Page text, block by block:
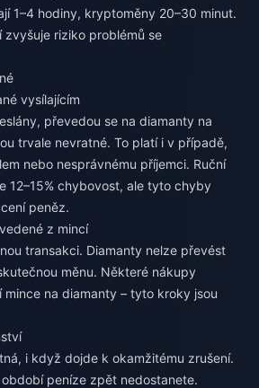
1–4 hodiny, kryptoměny 20–30 minut.
zvyšuje riziko problémů se
vysílajícím
převedou se na diamanty na
trvale nevratné. To platí i v případě,
nebo nesprávnému příjemci. Ruční
12–15% chybovost, ale tyto chyby
peněz.
z mincí
transakci. Diamanty nelze převést
měnu. Některé nákupy
na diamanty – tyto kroky jsou
i když dojde k okamžitému zrušení.
peníze zpět nedostanete.